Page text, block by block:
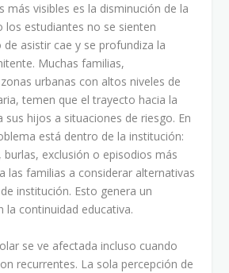
más visibles es la disminución de la
los estudiantes no se sienten
de asistir cae y se profundiza la
Muchas familias,
urbanas con altos niveles de
temen que el trayecto hacia la
sus hijos a situaciones de riesgo. En
está dentro de la institución:
burlas, exclusión o episodios más
las familias a considerar alternativas
institución. Esto genera un
la continuidad educativa.
se ve afectada incluso cuando
recurrentes. La sola percepción de